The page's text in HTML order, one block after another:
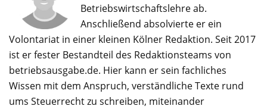
Betriebswirtschaftslehre ab.
Anschließend absolvierte er ein
Volontariat in einer kleinen Kölner Redaktion. Seit 2017
ist er fester Bestandteil des Redaktionsteams von
betriebsausgabe.de. Hier kann er sein fachliches
Wissen mit dem Anspruch, verständliche Texte rund
ums Steuerrecht zu schreiben, miteinander